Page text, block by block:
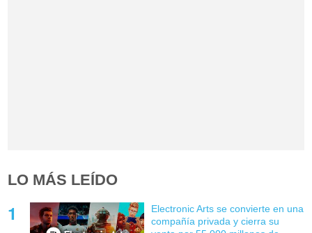
LO MÁS LEÍDO
Electronic Arts se convierte en una
compañía privada y cierra su